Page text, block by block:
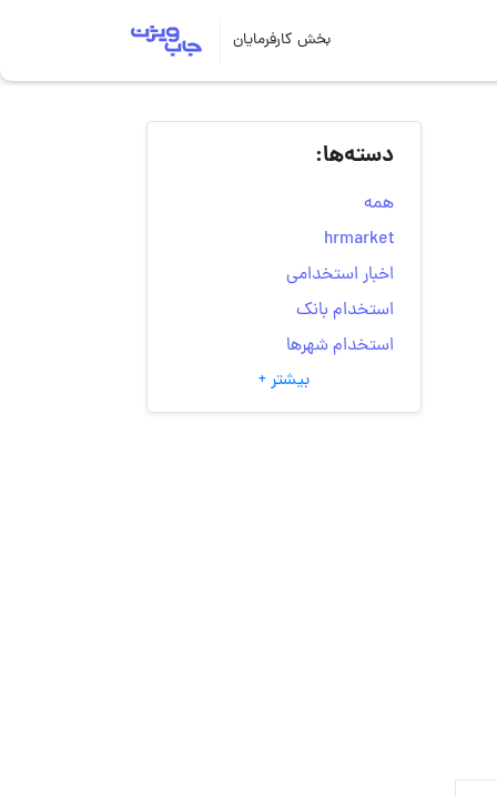
بخش کارفرمایان
دسته‌ها:
همه
hrmarket
اخبار استخدامی
استخدام بانک
استخدام شهرها
انتخاب مسیر شغلی
به‌روزرسانی‌های سایت
بیشتر +